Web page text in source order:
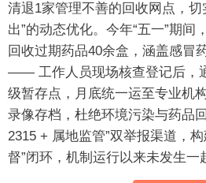
清退1家管理不善的回收网点，
出”的动态优化。今年“五一”期间
回收过期药品40余盒，涵盖感冒
—— 工作人员现场核查登记后，
级暂存点，月底统一运至专业机
录像存档，杜绝环境污染与药品
2315 + 属地监管”双举报渠道，
督”闭环，机制运行以来未发生一